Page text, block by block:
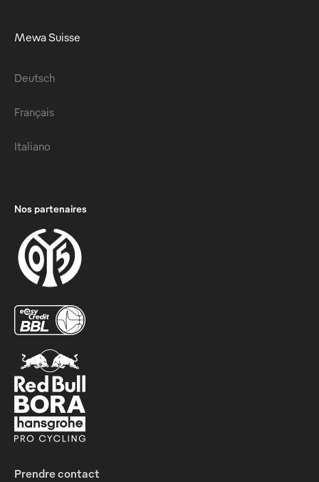
Mewa Suisse
Deutsch
Français
Italiano
Nos partenaires
Prendre contact